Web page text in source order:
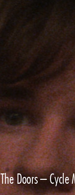
The Doors – Cycle